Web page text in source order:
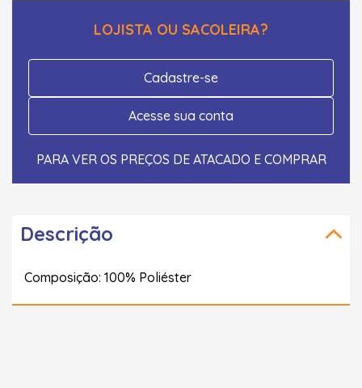
LOJISTA OU SACOLEIRA?
Cadastre-se
Acesse sua conta
PARA VER OS PREÇOS DE ATACADO E COMPRAR
Descrição
Composição: 100% Poliéster